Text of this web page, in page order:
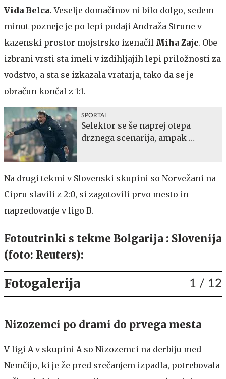
Vida Belca. Veselje domačinov ni bilo dolgo, sedem
minut pozneje je po lepi podaji Andraža Strune v
kazenski prostor mojstrsko izenačil Miha Zajc. Obe
izbrani vrsti sta imeli v izdihljajih lepi priložnosti za
vodstvo, a sta se izkazala vratarja, tako da se je
obračun končal z 1:1.
SPORTAL
Selektor se še naprej otepa
drznega scenarija, ampak …
Na drugi tekmi v Slovenski skupini so Norvežani na
Cipru slavili z 2:0, si zagotovili prvo mesto in
napredovanje v ligo B.
Fotoutrinki s tekme Bolgarija : Slovenija
(foto: Reuters):
Fotogalerija 1 / 12
Nizozemci po drami do prvega mesta
V ligi A v skupini A so Nizozemci na derbiju med
Nemčijo, ki je že pred srečanjem izpadla, potrebovala